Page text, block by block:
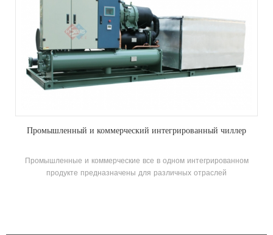
Промышленный и коммерческий интегрированный чиллер
Промышленные и коммерческие все в одном интегрированном
продукте предназначены для различных отраслей